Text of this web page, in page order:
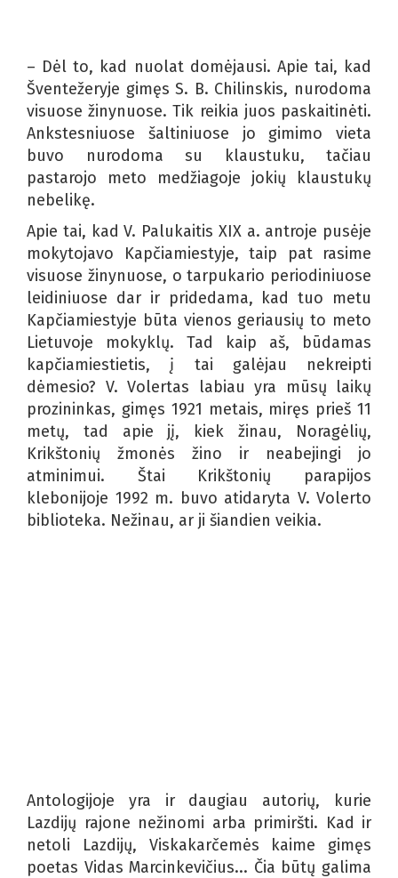
– Dėl to, kad nuolat domėjausi. Apie tai, kad
Šventežeryje gimęs S. B. Chilinskis, nurodoma
visuose žinynuose. Tik reikia juos paskaitinėti.
Ankstesniuose šaltiniuose jo gimimo vieta
buvo nurodoma su klaustuku, tačiau
pastarojo meto medžiagoje jokių klaustukų
nebelikę.
Apie tai, kad V. Palukaitis XIX a. antroje pusėje
mokytojavo Kapčiamiestyje, taip pat rasime
visuose žinynuose, o tarpukario periodiniuose
leidiniuose dar ir pridedama, kad tuo metu
Kapčiamiestyje būta vienos geriausių to meto
Lietuvoje mokyklų. Tad kaip aš, būdamas
kapčiamiestietis, į tai galėjau nekreipti
dėmesio? V. Volertas labiau yra mūsų laikų
prozininkas, gimęs 1921 metais, miręs prieš 11
metų, tad apie jį, kiek žinau, Noragėlių,
Krikštonių žmonės žino ir neabejingi jo
atminimui. Štai Krikštonių parapijos
klebonijoje 1992 m. buvo atidaryta V. Volerto
biblioteka. Nežinau, ar ji šiandien veikia.
Antologijoje yra ir daugiau autorių, kurie
Lazdijų rajone nežinomi arba primiršti. Kad ir
netoli Lazdijų, Viskakarčemės kaime gimęs
poetas Vidas Marcinkevičius... Čia būtų galima